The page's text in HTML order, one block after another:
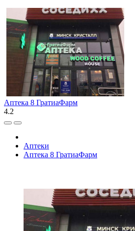
Аптека 8 ГратиаФарм
4.2
Аптеки
Аптека 8 ГратиаФарм